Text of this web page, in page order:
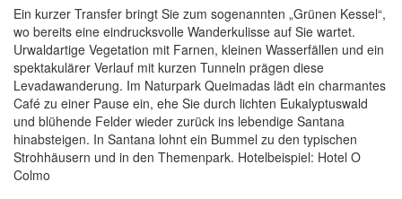
Ein kurzer Transfer bringt Sie zum sogenannten „Grünen Kessel“,
wo bereits eine eindrucksvolle Wanderkulisse auf Sie wartet.
Urwaldartige Vegetation mit Farnen, kleinen Wasserfällen und ein
spektakulärer Verlauf mit kurzen Tunneln prägen diese
Levadawanderung. Im Naturpark Queimadas lädt ein charmantes
Café zu einer Pause ein, ehe Sie durch lichten Eukalyptuswald
und blühende Felder wieder zurück ins lebendige Santana
hinabsteigen. In Santana lohnt ein Bummel zu den typischen
Strohhäusern und in den Themenpark. Hotelbeispiel: Hotel O
Colmo